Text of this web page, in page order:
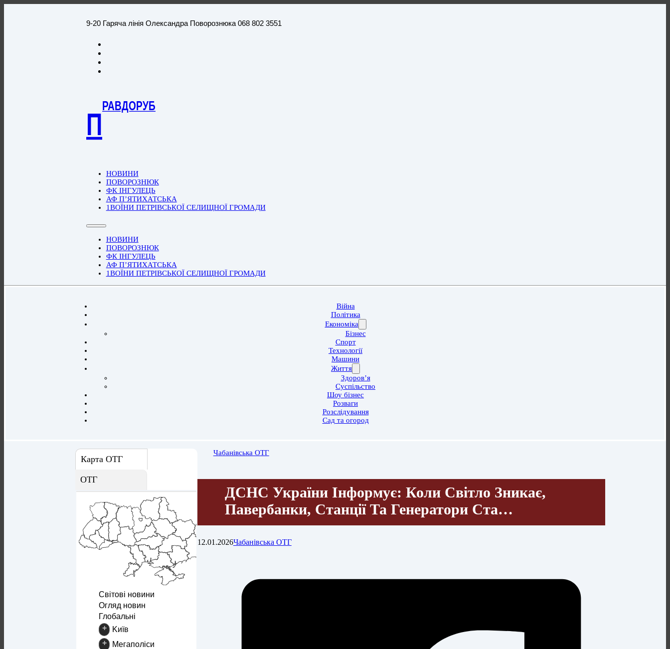
9-20 Гаряча лінія Олександра Поворознюка 068 802 3551
П
РАВДОРУБ
НОВИНИ
ПОВОРОЗНЮК
ФК ІНГУЛЕЦЬ
АФ П’ЯТИХАТСЬКА
1ВОЇНИ ПЕТРІВСЬКОЇ СЕЛИЩНОЇ ГРОМАДИ
НОВИНИ
ПОВОРОЗНЮК
ФК ІНГУЛЕЦЬ
АФ П’ЯТИХАТСЬКА
1ВОЇНИ ПЕТРІВСЬКОЇ СЕЛИЩНОЇ ГРОМАДИ
Війна
Політика
Економіка
Бізнес
Спорт
Технології
Машини
Життя
Здоров’я
Суспільство
Шоу бізнес
Розваги
Розслідування
Сад та огород
Карта ОТГ
ОТГ
Світові новини
Огляд новин
Глобальні
+
Kиїв
+
Mегаполіси
Чабанівська ОТГ
ДСНС України Інформує: Коли Світло Зникає,
Павербанки, Станції Та Генератори Ста…
12.01.2026Чабанівська ОТГ